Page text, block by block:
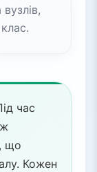
час
, що
Кожен